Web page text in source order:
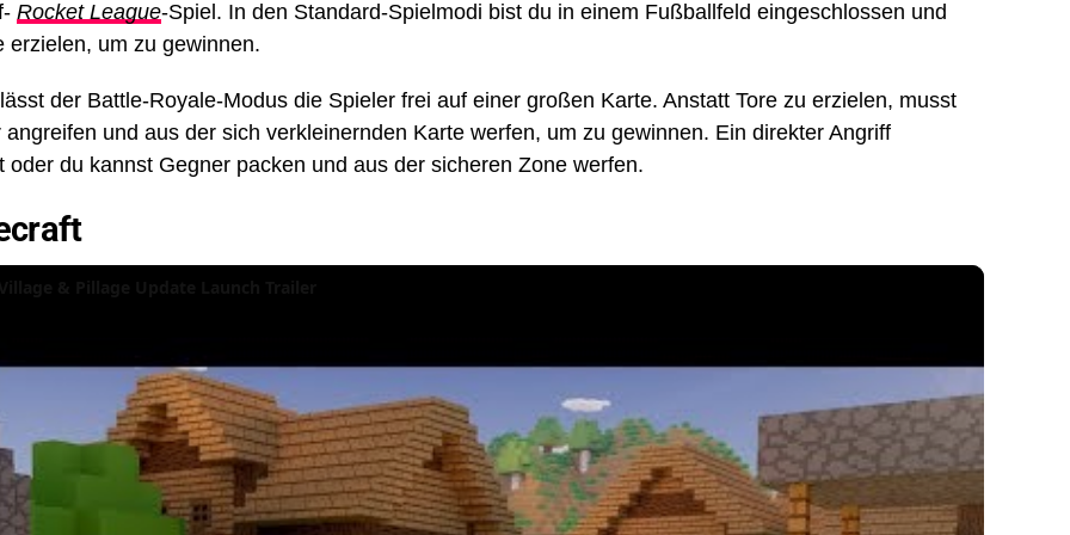
Rocket League-Spiel. In den Standard-Spielmodi bist du in einem Fußballfeld eingeschlossen und
erzielen, um zu gewinnen.
der Battle-Royale-Modus die Spieler frei auf einer großen Karte. Anstatt Tore zu erzielen, musst
angreifen und aus der sich verkleinernden Karte werfen, um zu gewinnen. Ein direkter Angriff
oder du kannst Gegner packen und aus der sicheren Zone werfen.